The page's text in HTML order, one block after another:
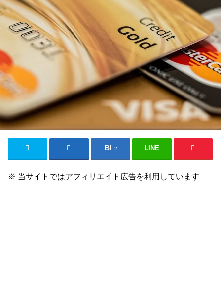
2 LINE
※ 当サイトではアフィリエイト広告を利用しています